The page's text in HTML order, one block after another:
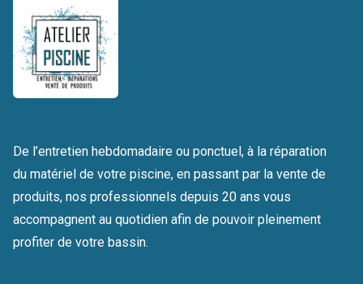
De l’entretien hebdomadaire ou ponctuel, à la réparation
du matériel de votre piscine, en passant par la vente de
produits, nos professionnels depuis 20 ans vous
accompagnent au quotidien afin de pouvoir pleinement
profiter de votre bassin.